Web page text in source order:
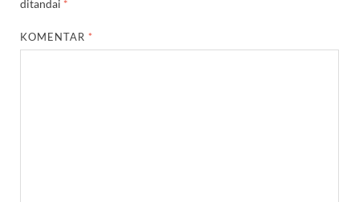
ditandai *
KOMENTAR *